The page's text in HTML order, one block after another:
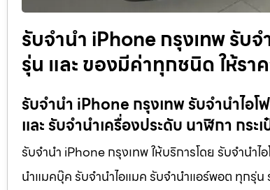
รับจำนำ iPhone กรุงเทพ รับ
รุ่น และ ของมีค่าทุกชนิด ให้รา
รับจำนำ iPhone กรุงเทพ รับจำนำไอ
และ รับจำนำเครื่องประดับ นาฬิกา กระ
รับจำนำ iPhone กรุงเทพ ให้บริการโดย รับจํานํา
นำแมคบุ๊ค รับจำนำไอแมค รับจำนำแอร์พอต ทุกรุ่